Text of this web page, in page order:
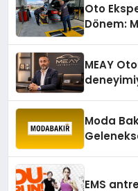
Oto
Dönem:
MEAY
Moda
EMS